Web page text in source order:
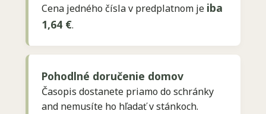
Cena jedného čísla v predplatnom je iba
1,64 €.
Pohodlné doručenie domov
Časopis dostanete priamo do schránky
and nemusíte ho hľadať v stánkoch.